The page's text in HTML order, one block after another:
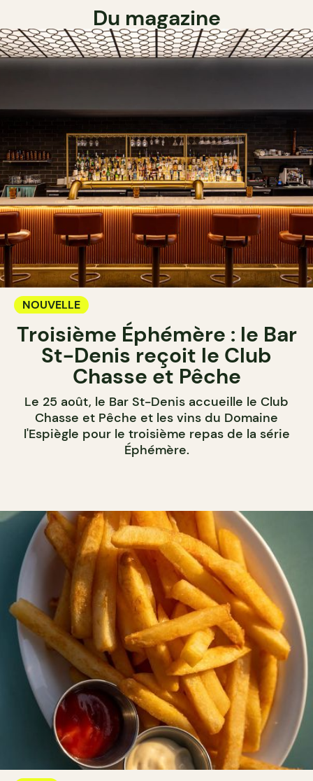
Du magazine
NOUVELLE
Troisième Éphémère : le Bar
St-Denis reçoit le Club
Chasse et Pêche
Le 25 août, le Bar St-Denis accueille le Club
Chasse et Pêche et les vins du Domaine
l'Espiègle pour le troisième repas de la série
Éphémère.